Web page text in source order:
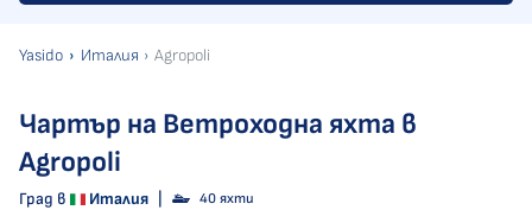
Yasido Италия Agropoli
Чартър на Ветроходна яхта в
Agropoli
Град в Италия 40 яхти